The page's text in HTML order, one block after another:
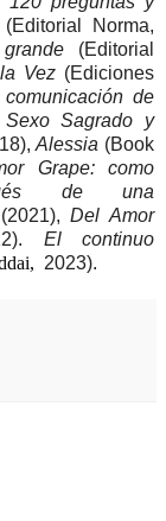
(Editorial Norma,
(Editorial
Vez (Ediciones
de
Sexo Sagrado y
Alessia (Book
Grape: como
de una
(2021),Del Amor
El continuo
2023).